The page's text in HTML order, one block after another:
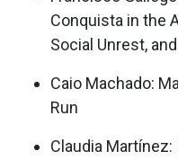
Conquista in the
Social Unrest,
Caio Machado:
Run
Claudia